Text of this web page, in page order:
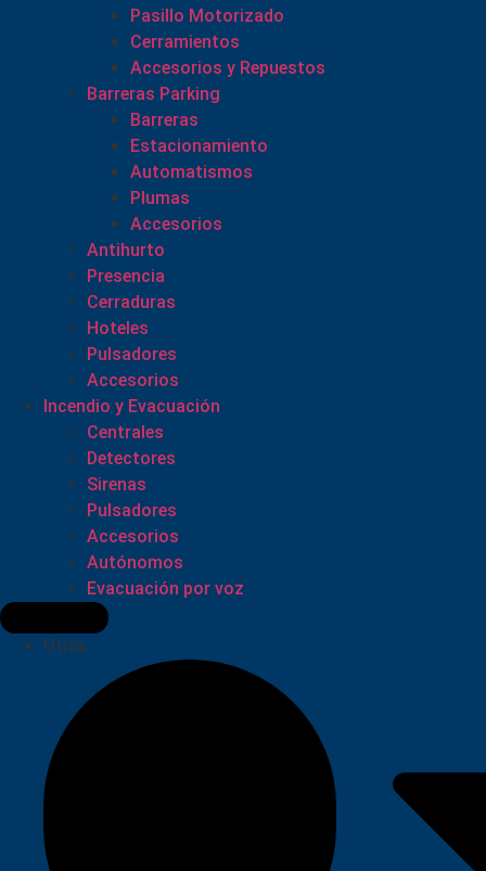
Pasillo Motorizado
Cerramientos
Accesorios y Repuestos
Barreras Parking
Barreras
Estacionamiento
Automatismos
Plumas
Accesorios
Antihurto
Presencia
Cerraduras
Hoteles
Pulsadores
Accesorios
Incendio y Evacuación
Centrales
Detectores
Sirenas
Pulsadores
Accesorios
Autónomos
Evacuación por voz
Otros